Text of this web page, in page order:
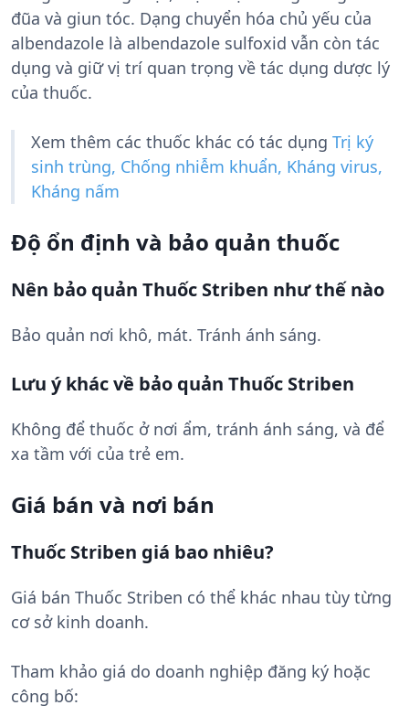
đũa và giun tóc. Dạng chuyển hóa chủ yếu của
albendazole là albendazole sulfoxid vẫn còn tác
dụng và giữ vị trí quan trọng về tác dụng dược lý
của thuốc.
Xem thêm các thuốc khác có tác dụng Trị ký
sinh trùng, Chống nhiễm khuẩn, Kháng virus,
Kháng nấm
Độ ổn định và bảo quản thuốc
Nên bảo quản Thuốc Striben như thế nào
Bảo quản nơi khô, mát. Tránh ánh sáng.
Lưu ý khác về bảo quản Thuốc Striben
Không để thuốc ở nơi ẩm, tránh ánh sáng, và để
xa tầm với của trẻ em.
Giá bán và nơi bán
Thuốc Striben giá bao nhiêu?
Giá bán Thuốc Striben có thể khác nhau tùy từng
cơ sở kinh doanh.
Tham khảo giá do doanh nghiệp đăng ký hoặc
công bố: